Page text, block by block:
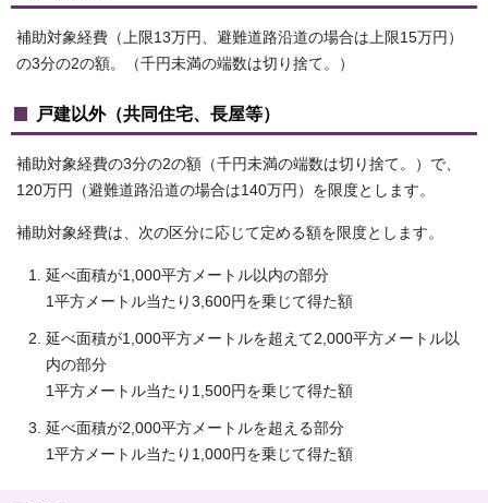
補助対象経費（上限13万円、避難道路沿道の場合は上限15万円）
の3分の2の額。（千円未満の端数は切り捨て。）
戸建以外（共同住宅、長屋等）
補助対象経費の3分の2の額（千円未満の端数は切り捨て。）で、
120万円（避難道路沿道の場合は140万円）を限度とします。
補助対象経費は、次の区分に応じて定める額を限度とします。
延べ面積が1,000平方メートル以内の部分
1平方メートル当たり3,600円を乗じて得た額
延べ面積が1,000平方メートルを超えて2,000平方メートル以
内の部分
1平方メートル当たり1,500円を乗じて得た額
延べ面積が2,000平方メートルを超える部分
1平方メートル当たり1,000円を乗じて得た額